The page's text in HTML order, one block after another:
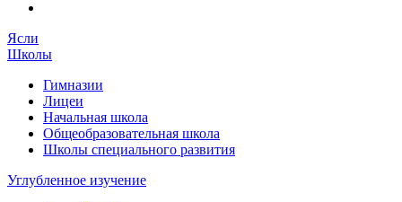
Ясли
Школы
Гимназии
Лицеи
Начальная школа
Общеобразовательная школа
Школы специального развития
Углубленное изучение